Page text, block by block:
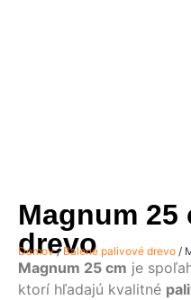
Magnum 25
drevo
Domov/Balené palivové drevo /
Magnum 25 cm je
ktorí hľadajú kvalitné